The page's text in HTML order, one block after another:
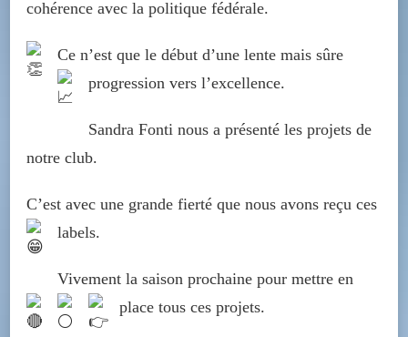
cohérence avec la politique fédérale.
Ce n’est que le début d’une lente mais sûre
progression vers l’excellence.
Sandra Fonti nous a présenté les projets de
notre club.
C’est avec une grande fierté que nous avons reçu ces
labels.
Vivement la saison prochaine pour mettre en
place tous ces projets.